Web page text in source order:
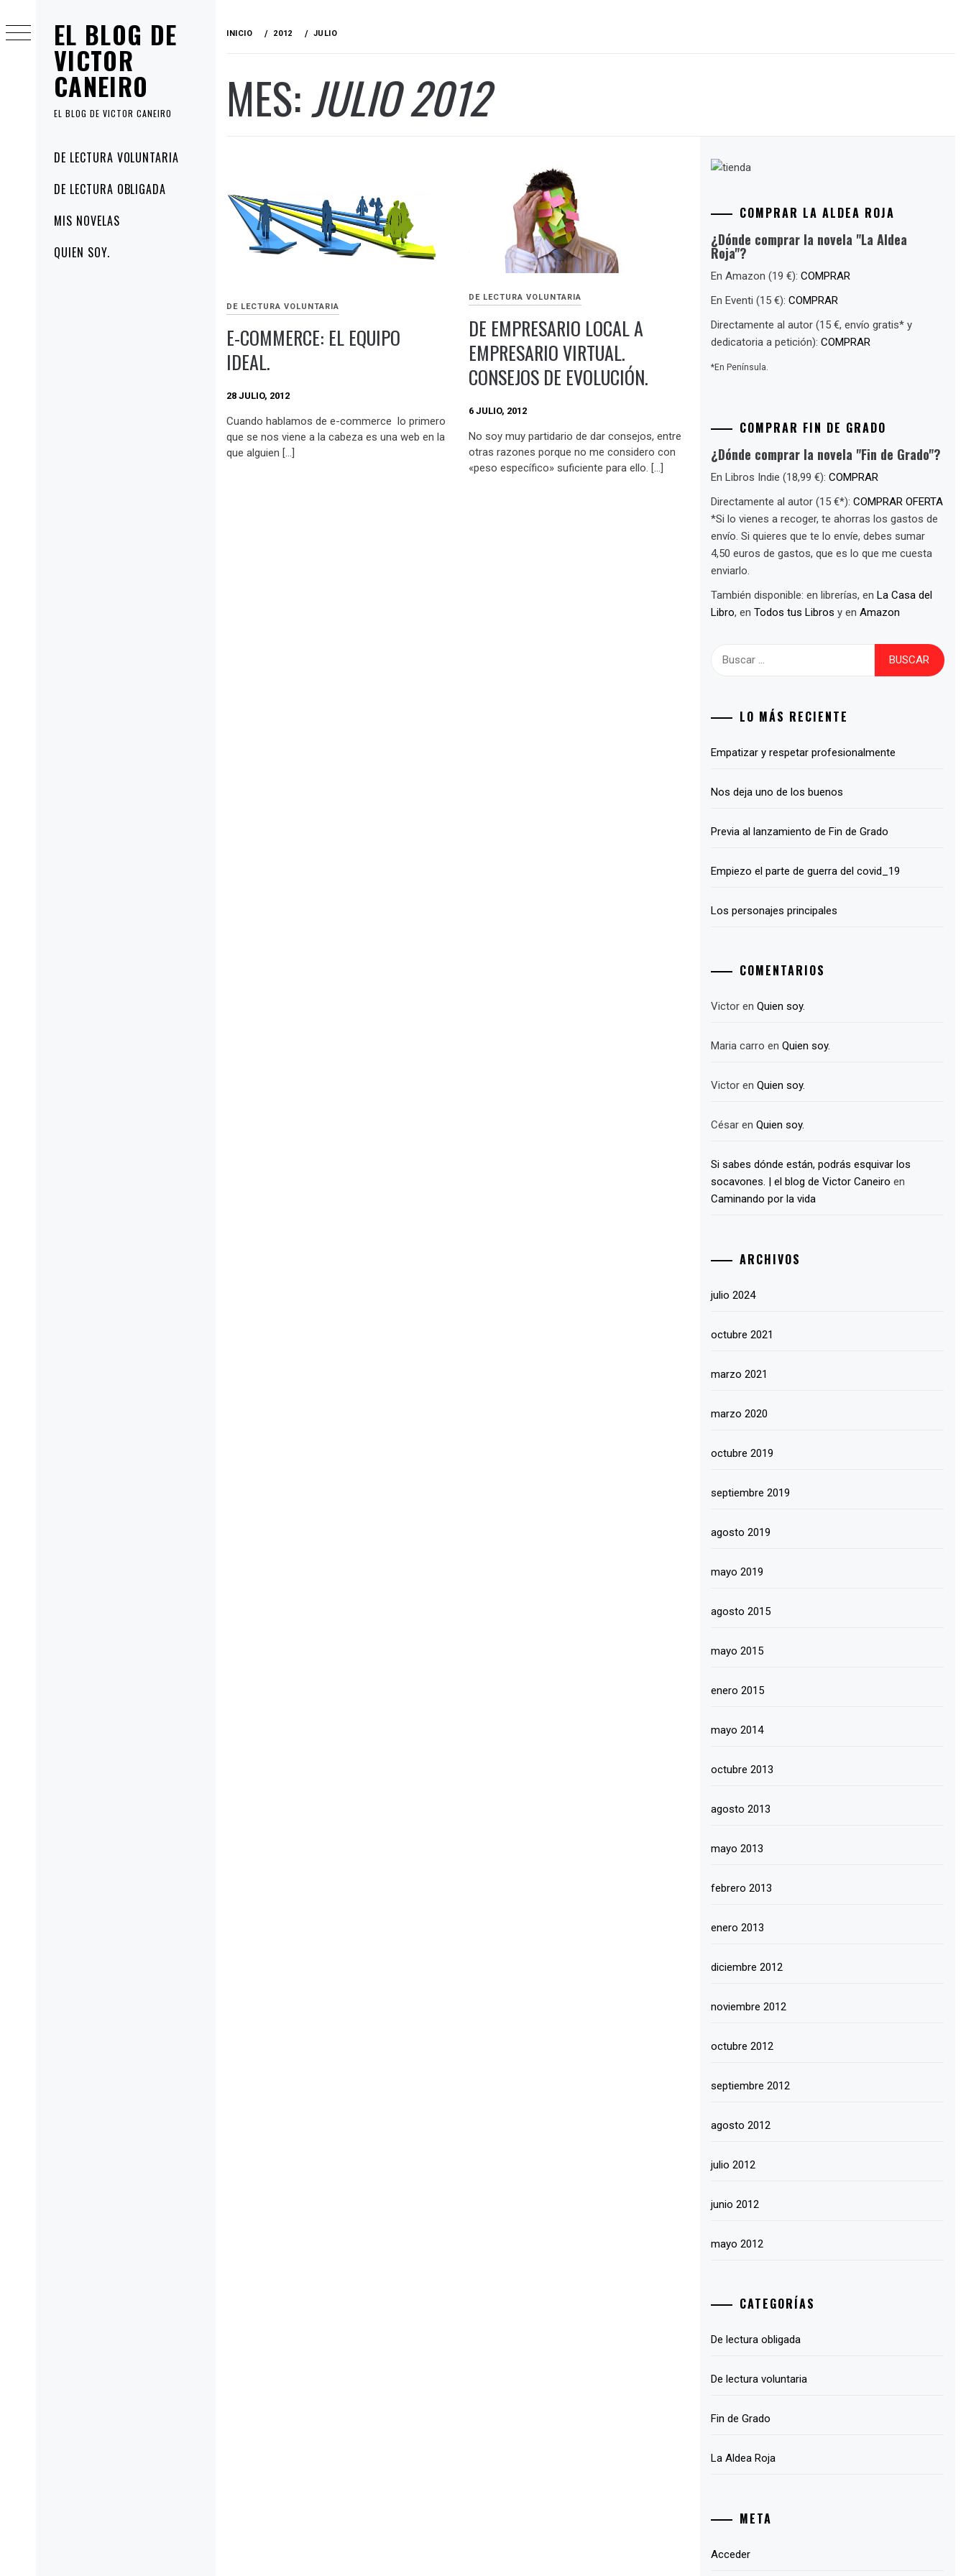
EL BLOG DE
VICTOR
CANEIRO
EL BLOG DE VICTOR CANEIRO
principal
DE LECTURA VOLUNTARIA
DE LECTURA OBLIGADA
MIS NOVELAS
QUIEN SOY.
al
contenido
INICIO 2012 JULIO
MES:JULIO 2012
DE LECTURA VOLUNTARIA
E-COMMERCE: EL EQUIPO
IDEAL.
28 JULIO, 2012
Cuando hablamos de e-commerce lo primero
que se nos viene a la cabeza es una web en la
que alguien […]
DE LECTURA VOLUNTARIA
DE EMPRESARIO LOCAL A
EMPRESARIO VIRTUAL.
CONSEJOS DE EVOLUCIÓN.
6 JULIO, 2012
No soy muy partidario de dar consejos, entre
otras razones porque no me considero con
«peso específico» suficiente para ello. […]
COMPRAR LA ALDEA ROJA
¿Dónde comprar la novela "La Aldea
Roja"?
En Amazon (19 €):COMPRAR
En Eventi (15 €):COMPRAR
Directamente al autor (15 €, envío gratis* y
dedicatoria a petición):COMPRAR
*En Península.
COMPRAR FIN DE GRADO
¿Dónde comprar la novela "Fin de Grado"?
En Libros Indie (18,99 €):COMPRAR
Directamente al autor (15 €*):COMPRAR OFERTA
*Si lo vienes a recoger, te ahorras los gastos de
envío. Si quieres que te lo envíe, debes sumar
4,50 euros de gastos, que es lo que me cuesta
enviarlo.
También disponible: en librerías, enLa Casa del
Libro, enTodos tus Libros y enAmazon
LO MÁS RECIENTE
Empatizar y respetar profesionalmente
Nos deja uno de los buenos
Previa al lanzamiento de Fin de Grado
Empiezo el parte de guerra del covid_19
Los personajes principales
COMENTARIOS
Victor enQuien soy.
Maria carro enQuien soy.
Victor enQuien soy.
César enQuien soy.
Si sabes dónde están, podrás esquivar los
socavones. | el blog de Victor Caneiro en
Caminando por la vida
ARCHIVOS
julio 2024
octubre 2021
marzo 2021
marzo 2020
octubre 2019
septiembre 2019
agosto 2019
mayo 2019
agosto 2015
mayo 2015
enero 2015
mayo 2014
octubre 2013
agosto 2013
mayo 2013
febrero 2013
enero 2013
diciembre 2012
noviembre 2012
octubre 2012
septiembre 2012
agosto 2012
julio 2012
junio 2012
mayo 2012
CATEGORÍAS
De lectura obligada
De lectura voluntaria
Fin de Grado
La Aldea Roja
META
Acceder